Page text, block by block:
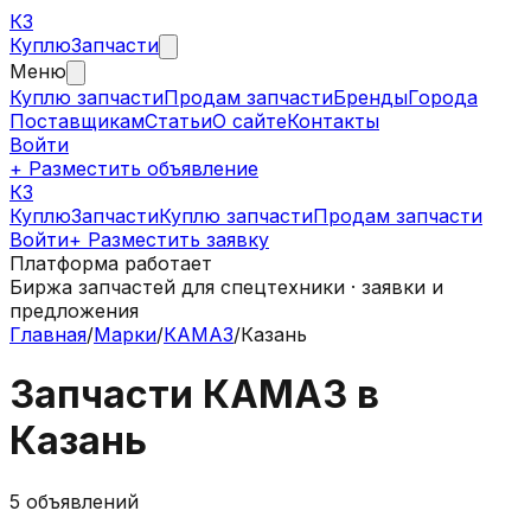
КЗ
КуплюЗапчасти
Меню
Куплю запчастиПродам запчастиБрендыГорода
ПоставщикамСтатьиО сайтеКонтакты
Войти
+ Разместить объявление
КЗ
КуплюЗапчастиКуплю запчастиПродам запчасти
Войти+ Разместить заявку
Платформа работает
Биржа запчастей для спецтехники · заявки и
предложения
Главная/Марки/КАМАЗ/Казань
Запчасти КАМАЗ в
Казань
5 объявлений